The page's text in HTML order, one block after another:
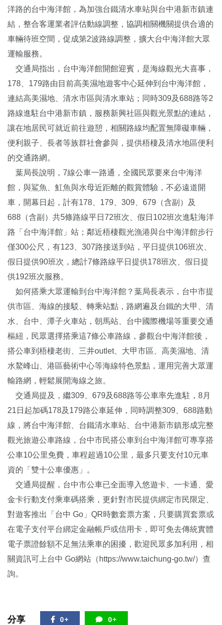
洋路的台中海洋館，為加強台鐵清水車站與台中港新市鎮連
結，整合客運業者評估動線調整，協調相關機關提供合適的
車輛待班空間，促成第2波路線調整，擴大台中海洋館大眾
運輸服務。
交通局指出，台中海洋館開館迎賓，是海線觀光大喜事，
178、179路由目前高美濕地遊客中心延伸到台中海洋館，
連結高美濕地、清水市區與清水車站；同時309及688路等2
路線進駐台中港新市鎮，服務新興社區與觀光景點的連結，
讓在地居民可就近前往遊憩，相關路線均配置無障礙車輛，
便利親子、長者等族群社會參與，提供梧棲及清水地區便利
的交通路網。
葉局長說明，7線公車一路通，全國民眾要來台中海洋
館，與鯊魚、魟魚與水母近距離的觀賞體驗，不必遠道開
車，開幕日起，計有178、179、309、679（含副）及
688（含副）共5條路線平日72班次、假日102班次進駐海洋
路「台中海洋館」站；鄰近梧棲觀光漁港與台中海洋館步行
僅300公尺，有123、307路接送到站，平日提供106班次、
假日提供90班次，總計7條路線平日提供178班次、假日提
供192班次服務。
如何搭乘大眾運輸到台中海洋館？葉局長表示，台中市提
供市區、海線的接駁、轉乘站點，路網遍及台鐵的大甲、清
水、台中、潭子火車站，朝馬站、台中國際機場等重要交通
樞紐，民眾選擇搭乘這7條公車路線，參觀台中海洋館後，
搭公車到梧棲老街、三井outlet、大甲市區、高美濕地、清
水鰲峰山、港區藝術中心等海線特色景點，運用完善大眾運
輸路網，輕鬆展開海線之旅。
交通局提及，繼309、679及688路等公車率先進駐，8月
21日起加碼178及179路公車延伸，同時調整309、688路動
線，將台中海洋館、台鐵清水車站、台中港新市鎮形成完整
觀光旅遊公車路線，台中市民搭公車到台中海洋館可專享搭
公車10公里免費，車程超過10公里，最多只要支付10元車
資的「雙十公車優惠」。
交通局提醒，台中市公車已全面導入悠遊卡、一卡通、愛
金卡行動支付乘車碼搭乘，更針對市民提供綁定市民限定、
對遊客推出「台中 Go」QR時數套票方案，只要購買套票或
在電子支付平台綁定金融帳戶或信用卡，即可免去傳統實體
電子票證餘額不足無法乘車的困擾，歡迎民眾多加利用，相
關資訊可上台中 Go網站（https://www.taichung-go.tw/）查
詢。
分享 0+ 0+